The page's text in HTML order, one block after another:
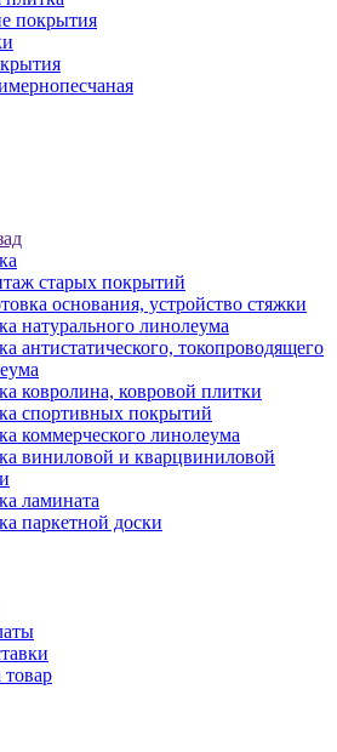
покрытия
старых покрытий
основания, устройство стяжки
натурального линолеума
антистатического, токопроводящего
ковролина, ковровой плитки
спортивных покрытий
коммерческого линолеума
виниловой и кварцвиниловой
ламината
паркетной доски
товар